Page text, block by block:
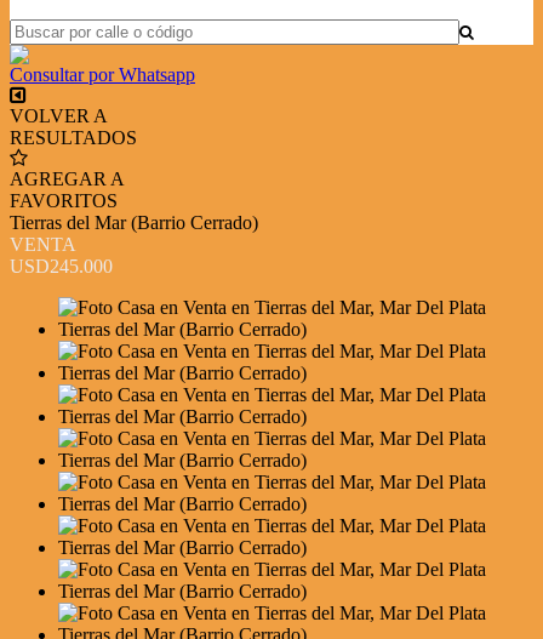
Consultar por Whatsapp
VOLVER A
RESULTADOS
AGREGAR A
FAVORITOS
Tierras del Mar (Barrio Cerrado)
VENTA
USD245.000